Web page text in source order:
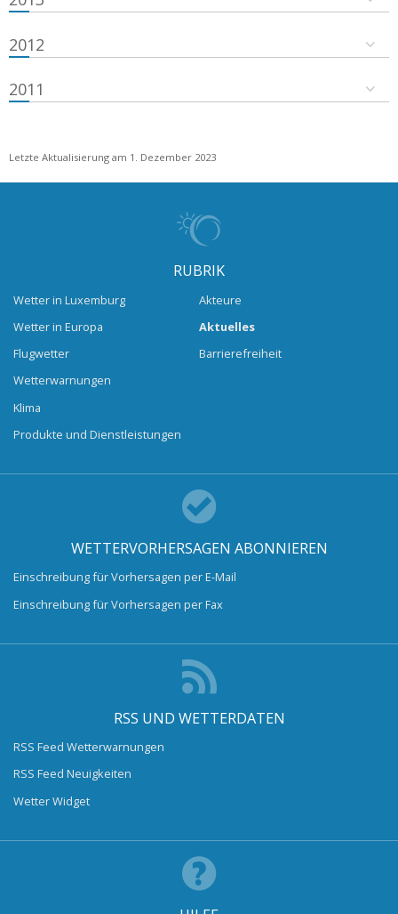
2012
2011
Letzte Aktualisierung am 1. Dezember 2023
RUBRIK
Wetter in Luxemburg
Wetter in Europa
Flugwetter
Wetterwarnungen
Klima
Produkte und Dienstleistungen
Akteure
Aktuelles
Barrierefreiheit
WETTERVORHERSAGEN ABONNIEREN
Einschreibung für Vorhersagen per E-Mail
Einschreibung für Vorhersagen per Fax
RSS UND WETTERDATEN
RSS Feed Wetterwarnungen
RSS Feed Neuigkeiten
Wetter Widget